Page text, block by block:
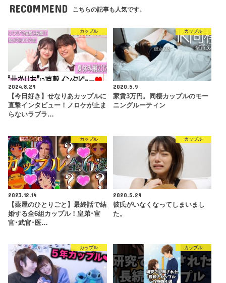
RECOMMEND こちらの記事も人気です。
カップル
2024.8.29
【今日好き】せなりあカップルに
直撃インタビュー！ノロケが止ま
らないラブラ…
カップル
2020.5.9
家賃3万円。同棲カップルのモー
ニングルーティン
カップル
2023.12.14
【薬屋のひとりごと】最終話で結
婚する全6組カップル！皇弟･宦
官･武官･医…
カップル
2020.5.29
彼氏がいなくなってしまいまし
た。
カップル カップル